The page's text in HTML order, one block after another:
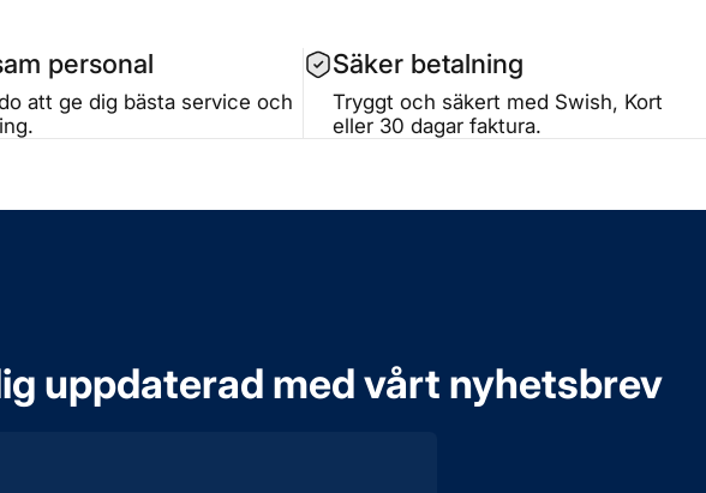
personal
att ge dig bästa service och
Säker betalning
Tryggt och säkert med Swish, Kort
eller 30 dagar faktura.
uppdaterad med vårt nyhetsbrev